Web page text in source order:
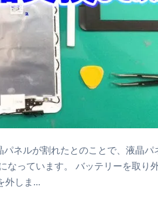
ネルが割れたとのことで、液晶パ
なっています。 バッテリーを取り
外しま…